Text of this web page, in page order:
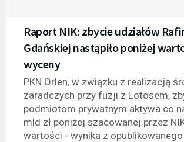
Raport NIK: zbycie udziałów
Gdańskiej nastąpiło poniżej
wyceny
PKN Orlen, w związku z realizacją
zaradczych przy fuzji z Lotosem,
podmiotom prywatnym aktywa co
mld zł poniżej szacowanej przez
wartości - wynika z opublikowanego